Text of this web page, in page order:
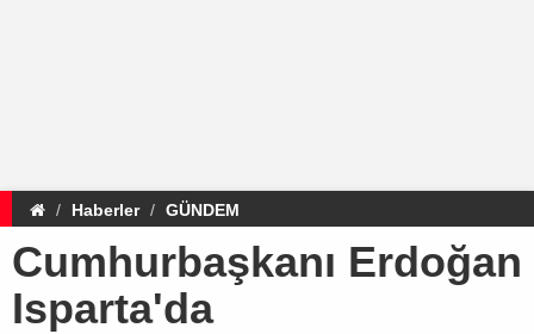
Haberler GÜNDEM
Cumhurbaşkanı Erdoğan
Isparta'da